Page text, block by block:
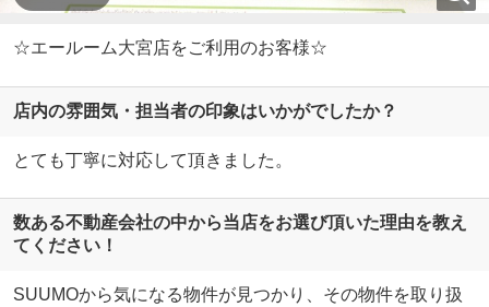
☆エールーム大宮店をご利用のお客様☆
店内の雰囲気・担当者の印象はいかがでしたか？
とても丁寧に対応して頂きました。
数ある不動産会社の中から当店をお選び頂いた理由を教え
てください！
SUUMOから気になる物件が見つかり、その物件を取り扱